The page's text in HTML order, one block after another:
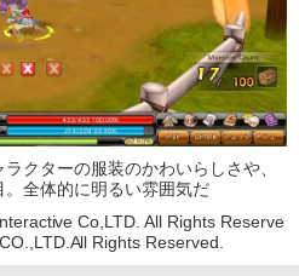
クターの服装のかわいらしさや、
全体的に明るい雰囲気だ
Co,LTD. All Rights Reserve
Rights Reserved.